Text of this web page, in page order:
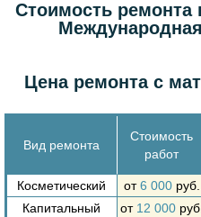
Стоимость ремонта
Цена ремонта с
Вид ремонта
Стоимость
работ
Косметический от6 000руб.
Капитальный
от 12 000руб.